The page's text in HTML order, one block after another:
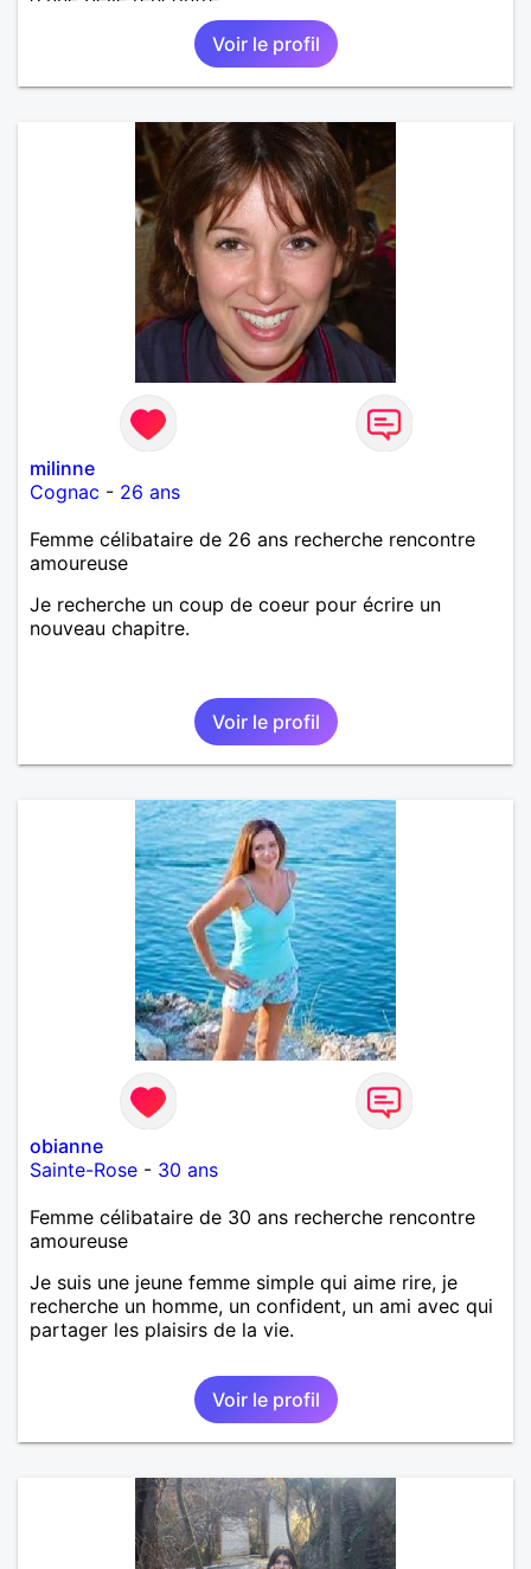
Voir le profil
milinne
Cognac - 26 ans
Femme célibataire de 26 ans recherche rencontre
amoureuse
Je recherche un coup de coeur pour écrire un
nouveau chapitre.
Voir le profil
obianne
Sainte-Rose - 30 ans
Femme célibataire de 30 ans recherche rencontre
amoureuse
Je suis une jeune femme simple qui aime rire, je
recherche un homme, un confident, un ami avec qui
partager les plaisirs de la vie.
Voir le profil